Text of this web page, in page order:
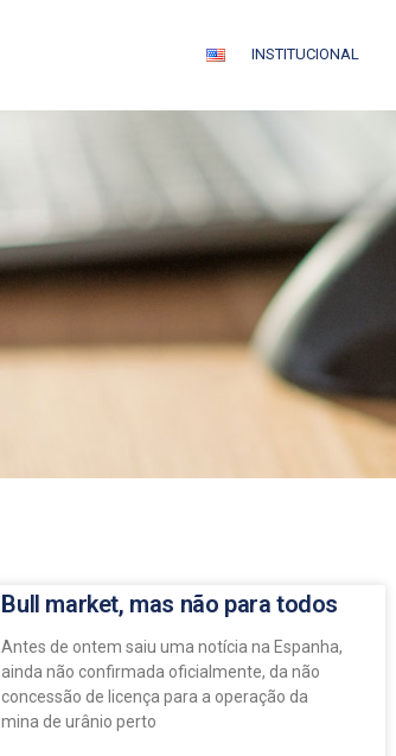
INSTITUCIONAL
Bull market, mas não para todos
Antes de ontem saiu uma notícia na Espanha,
ainda não confirmada oficialmente, da não
concessão de licença para a operação da
mina de urânio perto